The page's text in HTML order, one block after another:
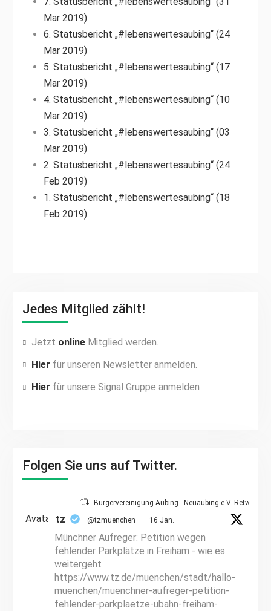
Mar 2019)
6. Statusbericht „#lebenswertesaubing“ (24
Mar 2019)
5. Statusbericht „#lebenswertesaubing“ (17
Mar 2019)
4. Statusbericht „#lebenswertesaubing“ (10
Mar 2019)
3. Statusbericht „#lebenswertesaubing“ (03
Mar 2019)
2. Statusbericht „#lebenswertesaubing“ (24
Feb 2019)
1. Statusbericht „#lebenswertesaubing“ (18
Feb 2019)
Jedes Mitglied zählt!
Jetzt onlineMitglied werden.
Hier für unseren Newsletter anmelden.
Hier für unsere Signal Gruppe anmelden
Folgen Sie uns auf Twitter.
Bürgervereinigung Aubing - Neuaubing e.V. Retweetet
Avatar tz @tzmuenchen · 16 Jan.
Münchner Aufreger: Petition wegen
fehlender Parkplätze in Freiham - wie es
weitergeht
https://www.tz.de/muenchen/stadt/hallo-
muenchen/muenchner-aufreger-petition-
fehlender-parkplaetze-ubahn-freiham-